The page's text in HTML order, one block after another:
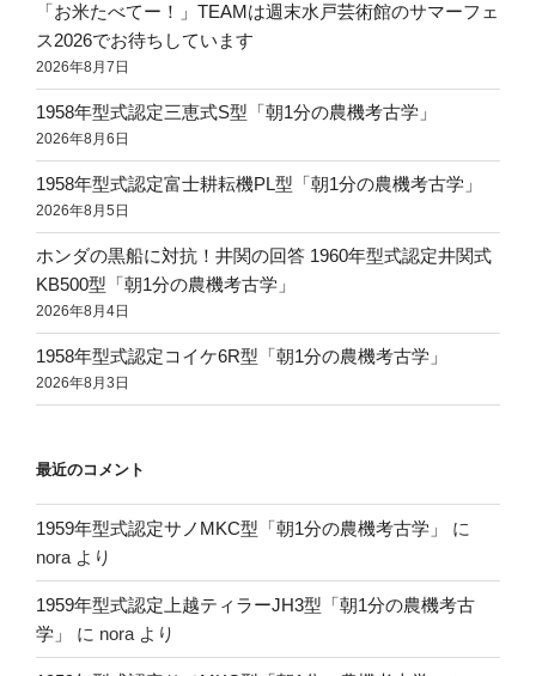
「お米たべてー！」TEAMは週末水戸芸術館のサマーフェ
ス2026でお待ちしています
2026年8月7日
1958年型式認定三恵式S型「朝1分の農機考古学」
2026年8月6日
1958年型式認定富士耕耘機PL型「朝1分の農機考古学」
2026年8月5日
ホンダの黒船に対抗！井関の回答 1960年型式認定井関式
KB500型「朝1分の農機考古学」
2026年8月4日
1958年型式認定コイケ6R型「朝1分の農機考古学」
2026年8月3日
最近のコメント
1959年型式認定サノMKC型「朝1分の農機考古学」
に
nora より
1959年型式認定上越ティラーJH3型「朝1分の農機考古
学」
に nora より